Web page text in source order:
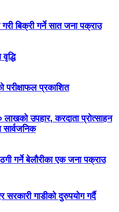
बिक्री गर्ने सात जना पक्राउ
परीक्षाफल प्रकाशित
उपहार, करदाता प्रोत्साहन
सार्वजनिक
ठगी गर्ने बेलौरीका एक जना पक्राउ
सरकारी गाडीको दुरुपयोग गर्दै